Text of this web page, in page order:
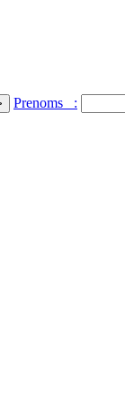
Prenoms :